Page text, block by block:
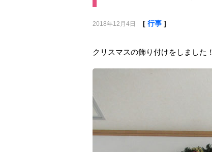
2018年12月4日 [ 行事]
クリスマスの飾り付けをしました！